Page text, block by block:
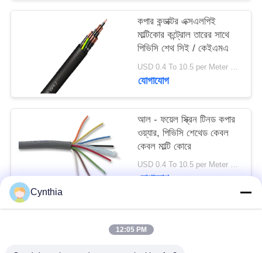
কপার কন্ডাক্টর এক্সএলপিই
মাল্টিকোর কন্ট্রোল তারের সাথে
পিভিসি শেথ সিই / কেইএমএ
USD 0.4 To 10.5 per Meter MOQ:1000m
যোগাযোগ
আল - ফয়েল স্ক্রিন টিনড কপার
ওয়্যার, পিভিসি শেথেড কেবল
কেবল মাল্টি কোরে
USD 0.4 To 10.5 per Meter MOQ:1000m
যোগাযোগ
Cynthia
12:05 PM